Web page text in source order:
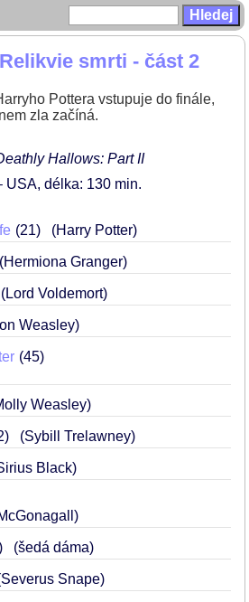
smrti - část 2
Pottera vstupuje do finále,
zla začíná.
Hallows: Part II
USA délka: 130 min
21 (Harry Potter)
(Hermiona Granger)
(Lord Voldemort)
Weasley)
45
Weasley)
(Sybill Trelawney)
Black)
(šedá dáma)
Snape)